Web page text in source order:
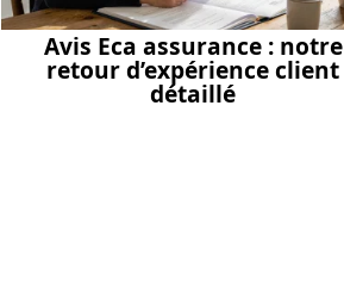
Avis Eca assurance : notre
retour d’expérience client
détaillé